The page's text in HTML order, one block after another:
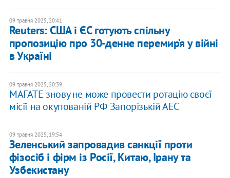
09 травня 2025, 20:41
Reuters: США і ЄС готують спільну
пропозицію про 30-денне перемир’я у війні
в Україні
09 травня 2025, 20:39
МАГАТЕ знову не може провести ротацію своєї
місії на окупованій РФ Запорізькій АЕС
09 травня 2025, 19:54
Зеленський запровадив санкції проти
фізосіб і фірм із Росії, Китаю, Ірану та
Узбекистану